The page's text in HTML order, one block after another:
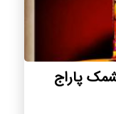
پاراج